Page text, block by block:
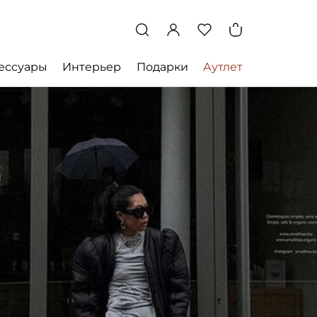
Интерьер Подарки Аутлет